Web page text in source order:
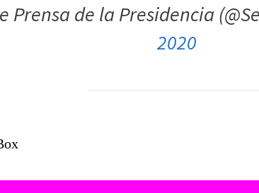
Prensa de la Presidencia
2020